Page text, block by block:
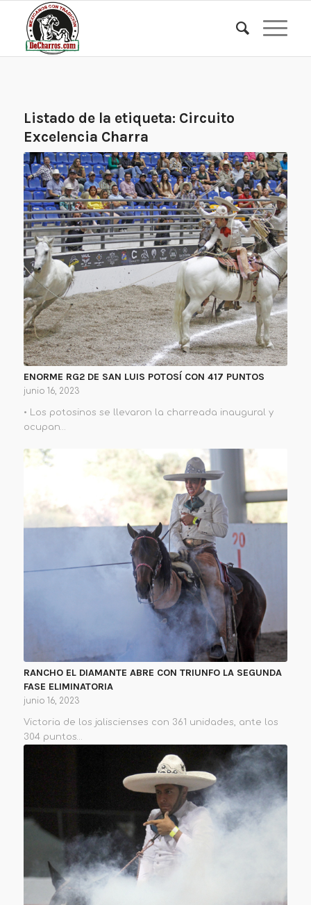
Listado de la etiqueta: Circuito
Excelencia Charra
ENORME RG2 DE SAN LUIS POTOSÍ CON 417 PUNTOS
junio 16, 2023
• Los potosinos se llevaron la charreada inaugural y
ocupan…
RANCHO EL DIAMANTE ABRE CON TRIUNFO LA SEGUNDA
FASE ELIMINATORIA
junio 16, 2023
Victoria de los jaliscienses con 361 unidades, ante los
304 puntos…